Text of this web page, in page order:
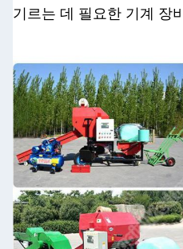
기르는 데 필요한 기계 장